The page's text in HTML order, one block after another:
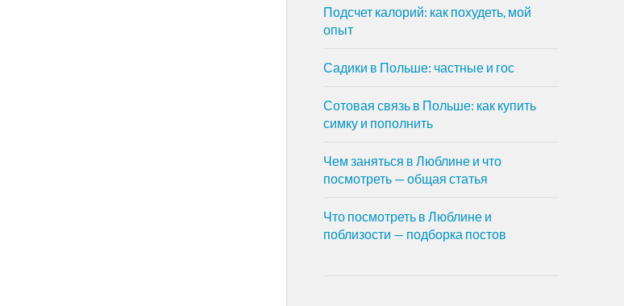
Подсчет калорий: как похудеть, мой
опыт
Садики в Польше: частные и гос
Сотовая связь в Польше: как купить
симку и пополнить
Чем заняться в Люблине и что
посмотреть — общая статья
Что посмотреть в Люблине и
поблизости — подборка постов